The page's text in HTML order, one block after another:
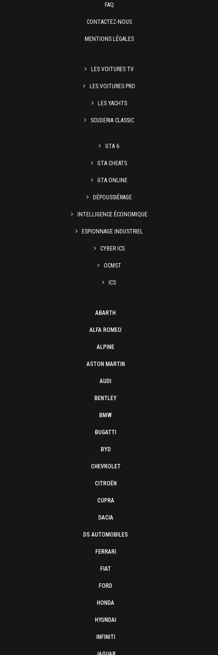
FAQ
CONTACTEZ-NOUS
MENTIONS LÉGALES
LES VOITURES TV
LES VOITURES PRO
LES YACHTS
SCUDERIA CLASSIC
GTA 6
GTA CHEATS
GTA ONLINE
DÉPOUSSIÉRAGE
INTELLIGENCE ÉCONOMIQUE
ESPIONNAGE INDUSTRIEL
CYBER ICS
OCMST
ICS
ABARTH
ALFA ROMEO
ALPINE
ASTON MARTIN
AUDI
BENTLEY
BMW
BUGATTI
BYD
CHEVROLET
CITROËN
CUPRA
DACIA
DS AUTOMOBILES
FERRARI
FIAT
FORD
HONDA
HYUNDAI
INFINITI